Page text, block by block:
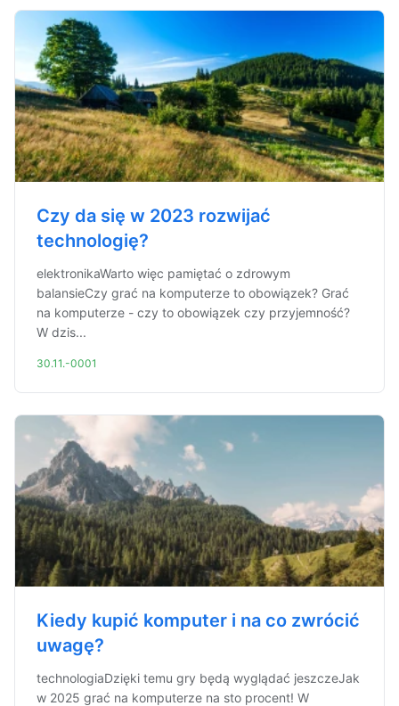
Czy da się w 2023 rozwijać
technologię?
elektronikaWarto więc pamiętać o zdrowym
balansieCzy grać na komputerze to obowiązek? Grać
na komputerze - czy to obowiązek czy przyjemność?
W dzis...
30.11.-0001
Kiedy kupić komputer i na co zwrócić
uwagę?
technologiaDzięki temu gry będą wyglądać jeszczeJak
w 2025 grać na komputerze na sto procent! W